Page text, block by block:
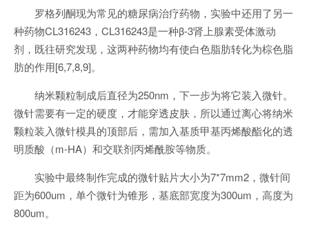
罗格列酮现为常见的糖尿病治疗药物，实验中还用了另一
种药物CL316243，CL316243是一种β-3肾上腺素受体激动
剂，既往研究发现，这两种药物均有使白色脂肪转化为棕色脂
肪的作用[6,7,8,9]。
纳米颗粒制成后直径为250nm，下一步为将它装入微针。
微针需要有一定的硬度，才能穿透皮肤，所以通过离心将纳米
颗粒装入微针模具的顶部后，需加入基质甲基丙烯酸酯化的透
明质酸（m-HA）和交联剂丙烯酰胺等物质。
实验中最终制作完成的微针贴片大小为7*7mm2，微针间
距为600um，单个微针为锥形，基底部宽度为300um，高度为
800um。